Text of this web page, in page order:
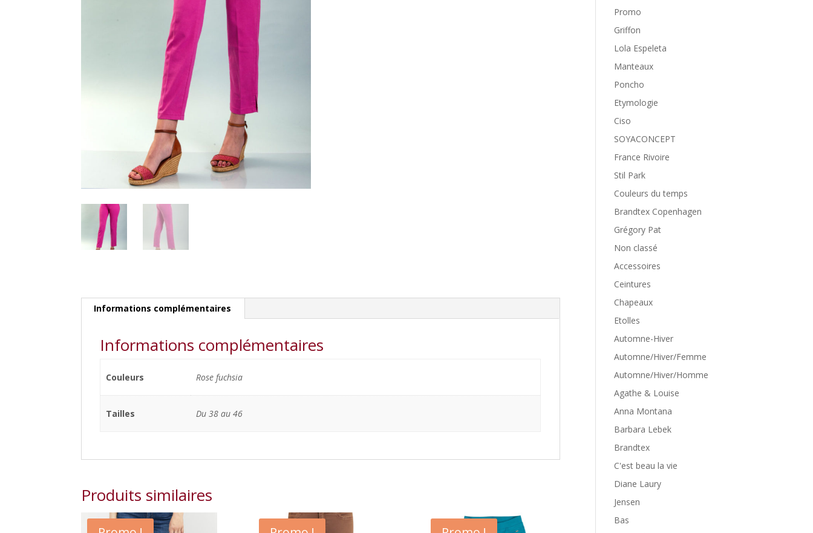
Informations complémentaires
Informations complémentaires
Couleurs Rose fuchsia
Tailles Du 38 au 46
Produits similaires
Promo
Griffon
Lola Espeleta
Manteaux
Poncho
Etymologie
Ciso
SOYACONCEPT
France Rivoire
Stil Park
Couleurs du temps
Brandtex Copenhagen
Grégory Pat
Non classé
Accessoires
Ceintures
Chapeaux
Etolles
Automne-Hiver
Automne/Hiver/Femme
Automne/Hiver/Homme
Agathe & Louise
Anna Montana
Barbara Lebek
Brandtex
C'est beau la vie
Diane Laury
Jensen
Bas